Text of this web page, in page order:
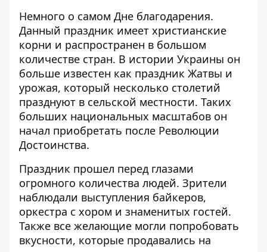
Немного о самом Дне благодарения.
Данный праздник имеет христианские
корни и распространен в большом
количестве стран. В истории Украины он
больше известен как праздник Жатвы и
урожая, который несколько столетий
празднуют в сельской местности. Таких
больших национальных масштабов он
начал приобретать после Революции
Достоинства.
Праздник прошел перед глазами
огромного количества людей. Зрители
наблюдали выступления байкеров,
оркестра с хором и знаменитых гостей.
Также все желающие могли попробовать
вкусности, которые продавались на